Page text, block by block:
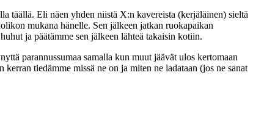
täällä. Eli näen yhden niistä X:n kavereista (kerjäläinen) sieltä
mukana hänelle. Sen jälkeen jatkan ruokapaikan
ja päätämme sen jälkeen lähteä takaisin kotiin.
parannussumaa samalla kun muut jäävät ulos kertomaan
tiedämme missä ne on ja miten ne ladataan (jos ne sanat